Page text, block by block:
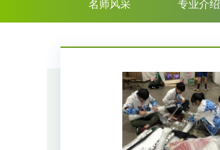
名师风采 专业介绍